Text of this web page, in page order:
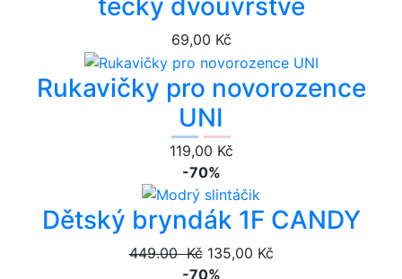
tečky dvouvrstvé
69,00 Kč
Rukavičky pro novorozence
UNI
119,00 Kč
-70%
Dětský bryndák 1F CANDY
449.00 Kč 135,00 Kč
-70%